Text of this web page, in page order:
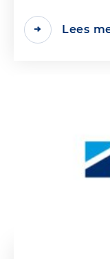
Lees